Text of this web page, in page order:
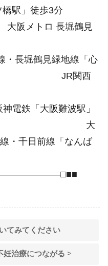
ツ橋駅」徒歩3分
長堀鶴見
」徒歩5分
堀鶴見緑地線「心
分 JR関西
徒歩11分
大阪難波駅」
分 大
・千日前線「なんば
てみてください
妊治療につながる >